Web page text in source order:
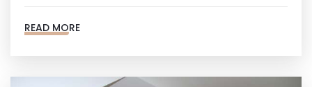
READ MORE